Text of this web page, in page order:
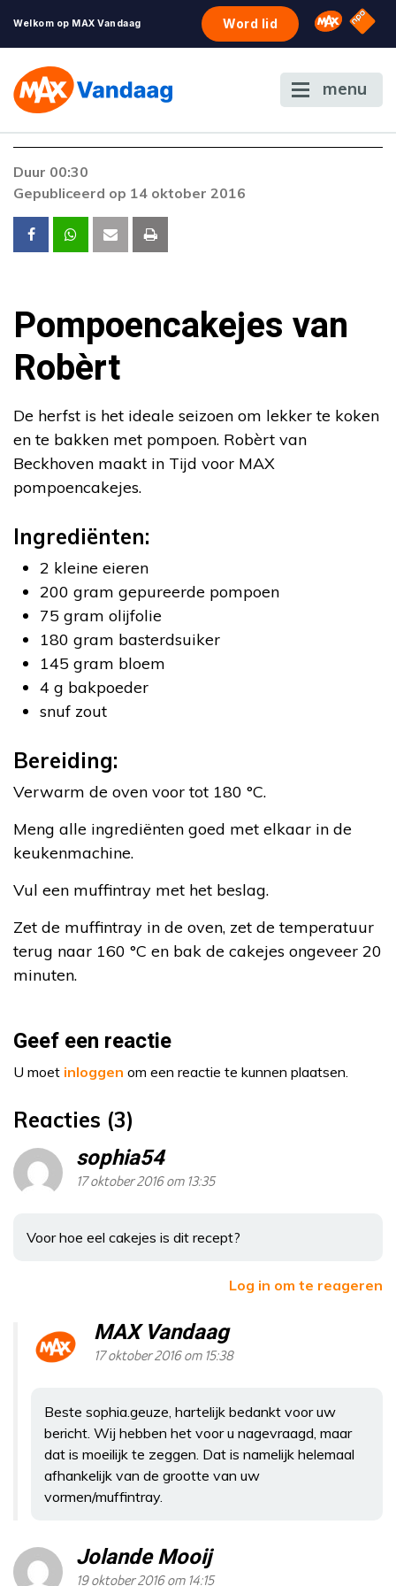
Welkom op MAX Vandaag Word lid Omroep
NPO
menu
Duur 00:30
Gepubliceerd op 14 oktober 2016
Pompoencakejes van
Robèrt
De herfst is het ideale seizoen om lekker te koken
en te bakken met pompoen. Robèrt van
Beckhoven maakt in Tijd voor MAX
pompoencakejes.
Ingrediënten:
2 kleine eieren
200 gram gepureerde pompoen
75 gram olijfolie
180 gram basterdsuiker
145 gram bloem
4 g bakpoeder
snuf zout
Bereiding:
Verwarm de oven voor tot 180 °C.
Meng alle ingrediënten goed met elkaar in de
keukenmachine.
Vul een muffintray met het beslag.
Zet de muffintray in de oven, zet de temperatuur
terug naar 160 °C en bak de cakejes ongeveer 20
minuten.
Geef een reactie
U moet inloggen om een reactie te kunnen plaatsen.
Reacties (3)
sophia54
17 oktober 2016 om 13:35
Voor hoe eel cakejes is dit recept?
Log in om te reageren
MAX Vandaag
17 oktober 2016 om 15:38
Beste sophia.geuze, hartelijk bedankt voor uw
bericht. Wij hebben het voor u nagevraagd, maar
dat is moeilijk te zeggen. Dat is namelijk helemaal
afhankelijk van de grootte van uw
vormen/muffintray.
Jolande Mooij
19 oktober 2016 om 14:15